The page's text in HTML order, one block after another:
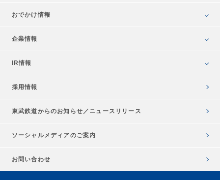
おでかけ情報
企業情報
IR情報
採用情報
東武鉄道からのお知らせ／ ニュースリリース
ソーシャルメディアのご案内
お問い合わせ